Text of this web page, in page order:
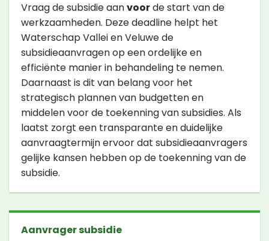
Vraag de subsidie aanvoorde start van de
werkzaamheden. Deze deadline helpt het
Waterschap Vallei en Veluwe de
subsidieaanvragen op een ordelijke en
efficiënte manier in behandeling te nemen.
Daarnaast is dit van belang voor het
strategisch plannen van budgetten en
middelen voor de toekenning van subsidies. Als
laatst zorgt een transparante en duidelijke
aanvraagtermijn ervoor dat subsidieaanvragers
gelijke kansen hebben op de toekenning van de
subsidie.
Aanvrager subsidie